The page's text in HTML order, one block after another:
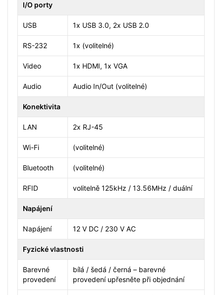
I/O porty
USB 1x USB 3.0, 2x USB 2.0
RS-232 1x (volitelné)
Video 1x HDMI, 1x VGA
Audio Audio In/Out (volitelné)
Konektivita
LAN 2x RJ-45
Wi-Fi (volitelné)
Bluetooth (volitelné)
RFID volitelně 125kHz / 13.56MHz / duální
Napájení
Napájení 12 V DC / 230 V AC
Fyzické vlastnosti
Barevné
provedení
bílá / šedá / černá – barevné
provedení upřesněte při objednání